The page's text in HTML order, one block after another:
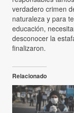
verdadero crimen
naturaleza y para
educación,
desconocer la
finalizaron.
Relacionado